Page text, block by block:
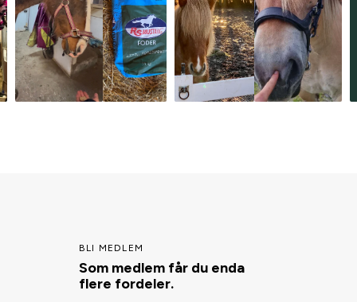
BLI MEDLEM
Som medlem får du enda
flere fordeler.